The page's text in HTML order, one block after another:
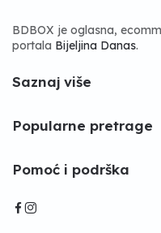
BDBOX je oglasna,
portala Bijeljina Danas.
Saznaj više
Popularne pretrage
Pomoć i podrška